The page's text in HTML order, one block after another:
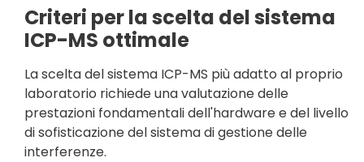
Criteri per la scelta del sistema
ICP-MS ottimale
La scelta del sistema ICP-MS più adatto al proprio
laboratorio richiede una valutazione delle
prestazioni fondamentali dell'hardware e del livello
di sofisticazione del sistema di gestione delle
interferenze.